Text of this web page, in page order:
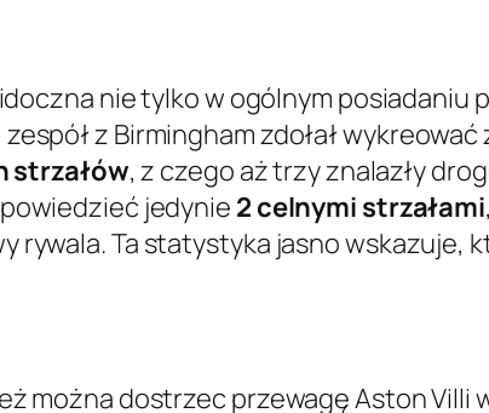
nie tylko w ogólnym posiadaniu
zespół z Birmingham zdołał
strzałów, z czego aż trzy znalazły
jedynie 2 celnymi strzałami
Ta statystyka jasno wskazuje,
można dostrzec przewagę Aston Villi